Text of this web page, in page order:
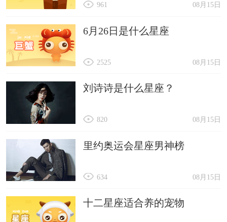
08月15日
961
6月26日是什么星座
08月15日
2525
刘诗诗是什么星座？
08月15日
820
里约奥运会星座男神榜
08月15日
634
十二星座适合养的宠物